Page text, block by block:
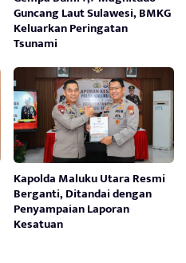
Guncang Laut Sulawesi, BMKG
Keluarkan Peringatan
Tsunami
Kapolda Maluku Utara Resmi
Berganti, Ditandai dengan
Penyampaian Laporan
Kesatuan